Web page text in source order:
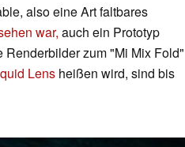
also eine Art faltbares
war, auch ein Prototyp
Renderbilder zum "Mi Mix Fold"
Lens heißen wird, sind bis